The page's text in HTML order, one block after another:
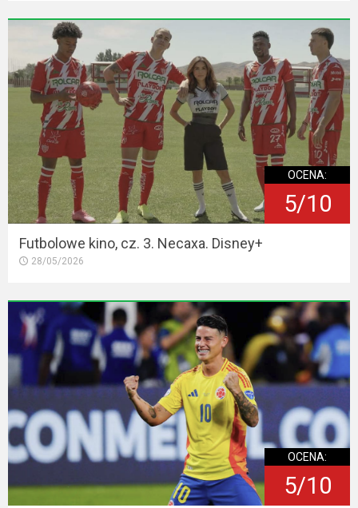
OCENA:
5/10
Futbolowe kino, cz. 3. Necaxa. Disney+
28/05/2026
OCENA:
5/10